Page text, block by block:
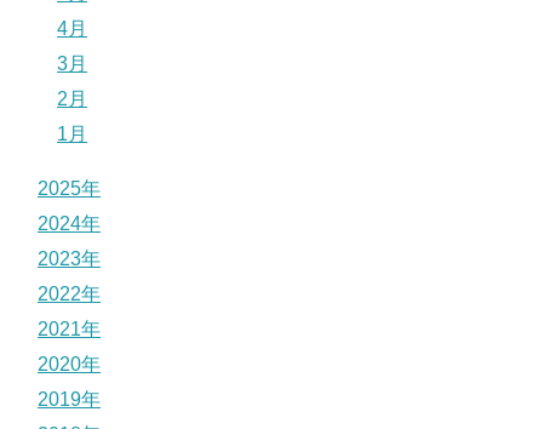
4月
3月
2月
1月
2025年
2024年
2023年
2022年
2021年
2020年
2019年